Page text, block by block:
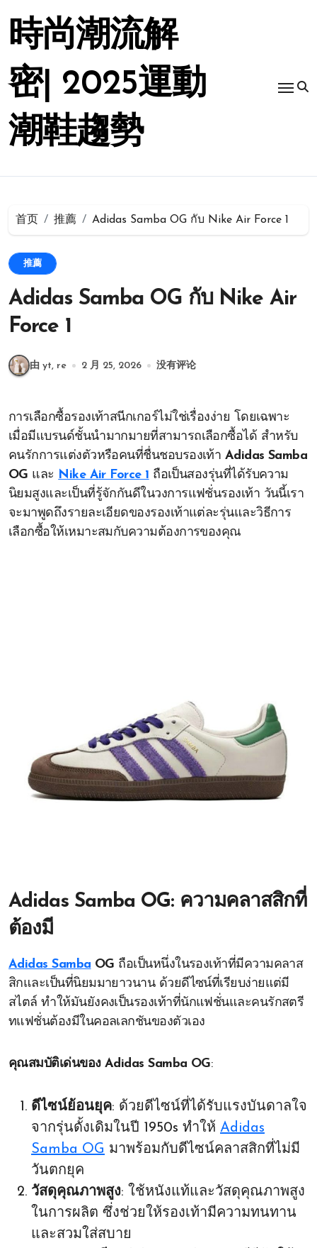
時尚潮流解
密| 2025運動
潮鞋趨勢
首页 推薦 Adidas Samba OG กับ Nike Air Force 1
推薦
Adidas Samba OG กับ Nike Air
Force 1
由 yt, re 2 月 25, 2026 没有评论
การเลือกซื้อรองเท้าสนีกเกอร์ไม่ใช่เรื่องง่าย โดยเฉพาะ
เมื่อมีแบรนด์ชั้นนำมากมายที่สามารถเลือกซื้อได้ สำหรับ
คนรักการแต่งตัวหรือคนที่ชื่นชอบรองเท้า Adidas Samba
OG และ Nike Air Force 1 ถือเป็นสองรุ่นที่ได้รับความ
นิยมสูงและเป็นที่รู้จักกันดีในวงการแฟชั่นรองเท้า วันนี้เรา
จะมาพูดถึงรายละเอียดของรองเท้าแต่ละรุ่นและวิธีการ
เลือกซื้อให้เหมาะสมกับความต้องการของคุณ
Adidas Samba OG: ความคลาสสิกที่
ต้องมี
Adidas Samba OG ถือเป็นหนึ่งในรองเท้าที่มีความคลาส
สิกและเป็นที่นิยมมายาวนาน ด้วยดีไซน์ที่เรียบง่ายแต่มี
สไตล์ ทำให้มันยังคงเป็นรองเท้าที่นักแฟชั่นและคนรักสตรี
ทแฟชั่นต้องมีในคอลเลกชันของตัวเอง
คุณสมบัติเด่นของ Adidas Samba OG:
ดีไซน์ย้อนยุค: ด้วยดีไซน์ที่ได้รับแรงบันดาลใจ
จากรุ่นดั้งเดิมในปี 1950s ทำให้ Adidas
Samba OG มาพร้อมกับดีไซน์คลาสสิกที่ไม่มี
วันตกยุค
วัสดุคุณภาพสูง: ใช้หนังแท้และวัสดุคุณภาพสูง
ในการผลิต ซึ่งช่วยให้รองเท้ามีความทนทาน
และสวมใส่สบาย